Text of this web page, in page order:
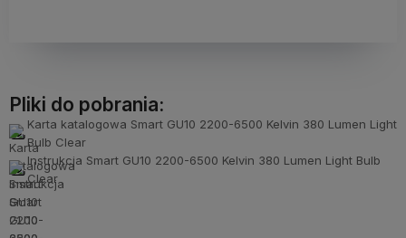
Pliki do pobrania:
Karta katalogowa Smart GU10 2200-6500 Kelvin 380 Lumen Light
Bulb Clear
Instrukcja Smart GU10 2200-6500 Kelvin 380 Lumen Light Bulb
Clear